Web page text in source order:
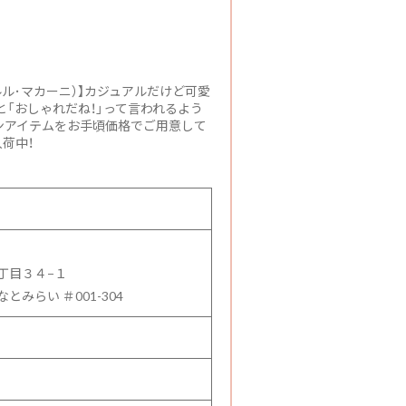
･マカーニ）】カジュアルだけど可愛
おしゃれだね！」って言われるよう
イテムをお手頃価格でご用意して
中！
目３４−１
とみらい ＃001-304